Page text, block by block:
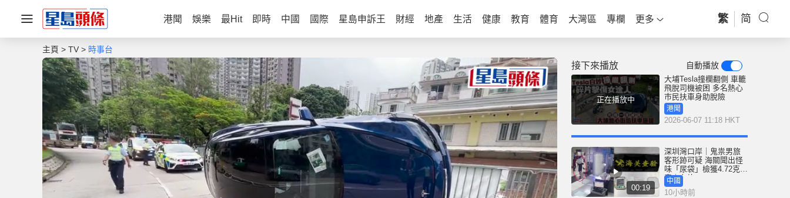
港聞 娛樂 最Hit 即時 中國 國際 星島申訴王 財經 地產 生活 健康 教育 體育 大灣區 專欄 更多 繁 简
主頁 TV 時事台
接下來播放 自動播放
正在播放中
大埔Tesla撞欄翻側 車轆
飛脫司機被困 多名熱心
巿民扶車身助脫險
港聞
2026-06-07 11:18 HKT
00:19
深圳灣口岸｜鬼祟男旅
客形跡可疑 海關聞出怪
味「尿袋」檢獲4.72克冰
毒｜有片
中國
10小時前